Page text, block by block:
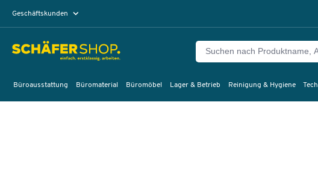
Geschäftskunden
Büroausstattung Büromaterial Büromöbel Lager & Betrieb Reinigung & Hygiene